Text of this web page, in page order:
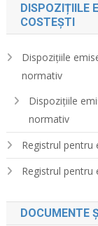
DISPOZIȚIILE
COSTEȘTI
Dispozițiile
normativ
Dispozițiile
normativ
Registrul pentru
Registrul pentru
DOCUMENTE